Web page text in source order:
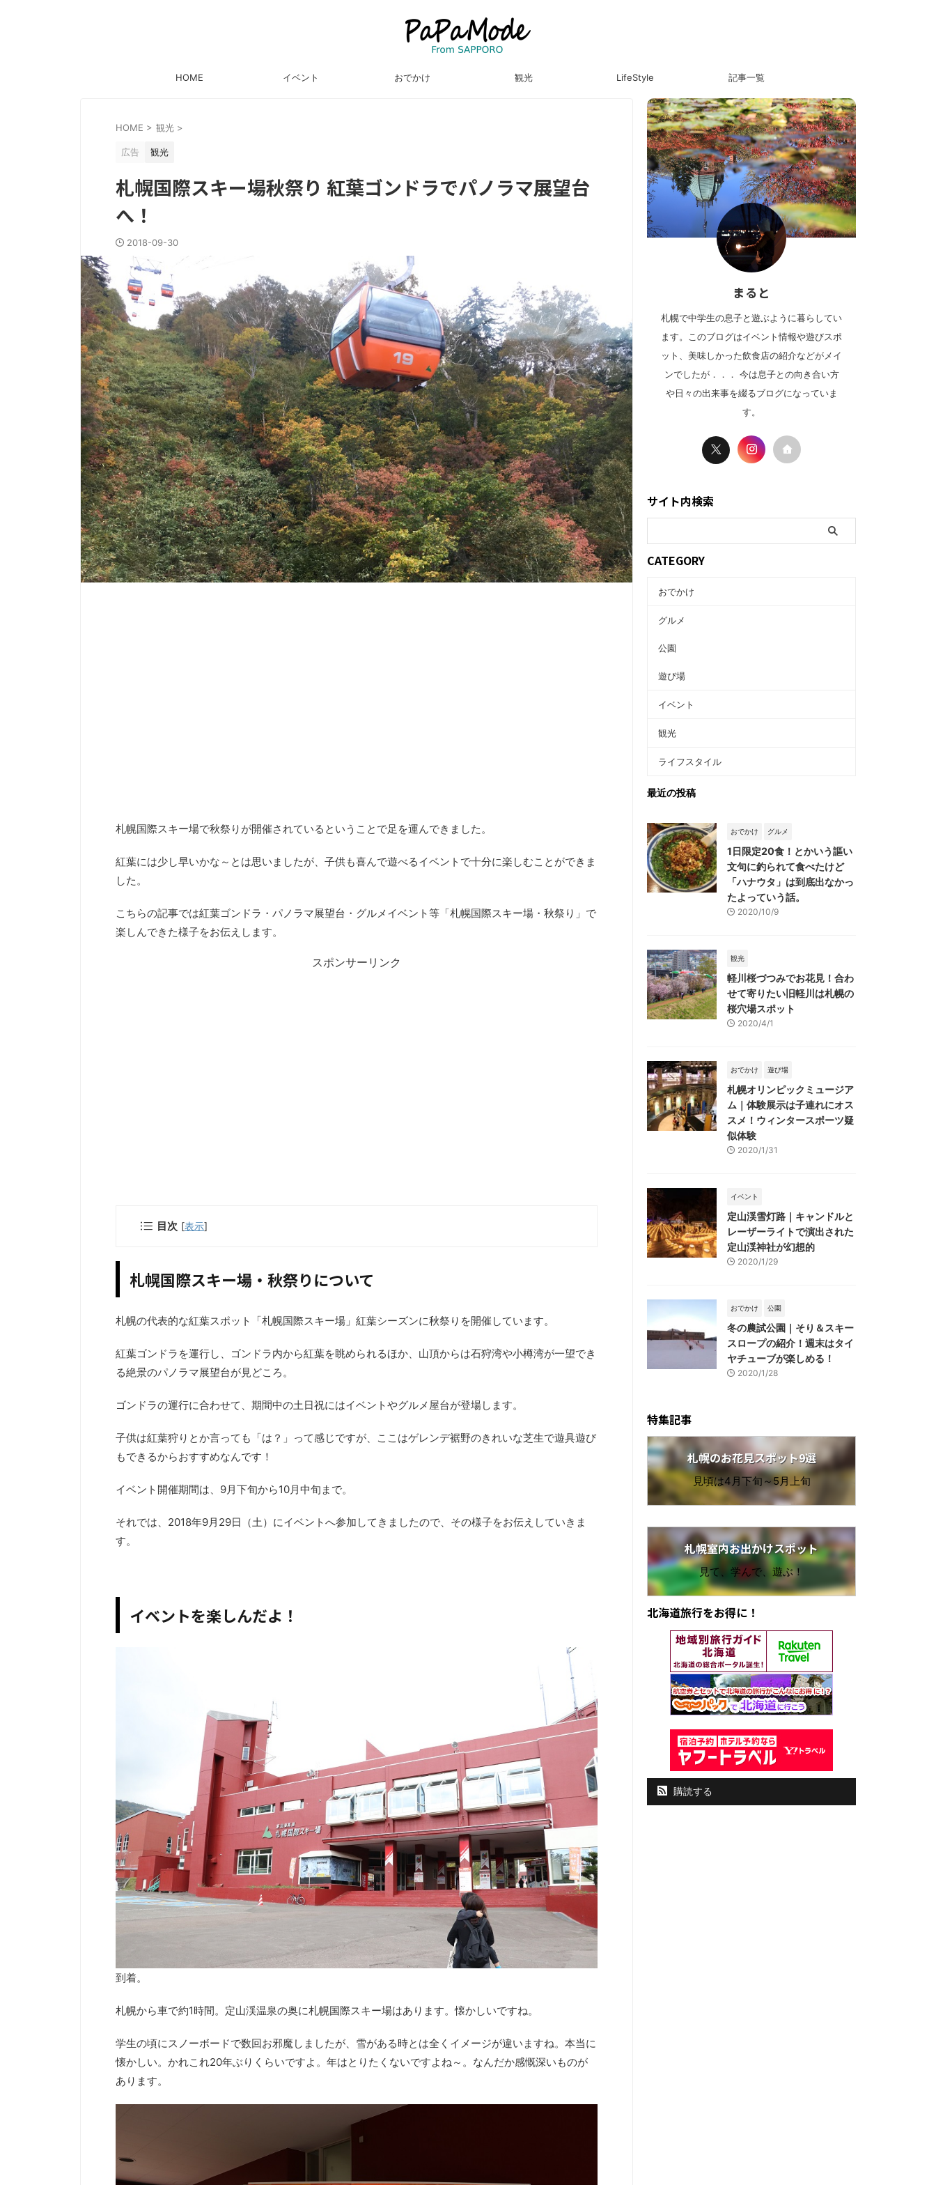
HOME イベント おでかけ 観光 LifeStyle 記事一覧
HOME > 観光 >
広告 観光
札幌国際スキー場秋祭り 紅葉ゴンドラでパノラマ展望台
へ！
2018-09-30
札幌国際スキー場で秋祭りが開催されているということで足を運んできました。
紅葉には少し早いかな～とは思いましたが、子供も喜んで遊べるイベントで十分に楽しむことができま
した。
こちらの記事では紅葉ゴンドラ・パノラマ展望台・グルメイベント等「札幌国際スキー場・秋祭り」で
楽しんできた様子をお伝えします。
スポンサーリンク
目次 [表示]
札幌国際スキー場・秋祭りについて
札幌の代表的な紅葉スポット「札幌国際スキー場」紅葉シーズンに秋祭りを開催しています。
紅葉ゴンドラを運行し、ゴンドラ内から紅葉を眺められるほか、山頂からは石狩湾や小樽湾が一望でき
る絶景のパノラマ展望台が見どころ。
ゴンドラの運行に合わせて、期間中の土日祝にはイベントやグルメ屋台が登場します。
子供は紅葉狩りとか言っても「は？」って感じですが、ここはゲレンデ裾野のきれいな芝生で遊具遊び
もできるからおすすめなんです！
イベント開催期間は、9月下旬から10月中旬まで。
それでは、2018年9月29日（土）にイベントへ参加してきましたので、その様子をお伝えしていきま
す。
イベントを楽しんだよ！
到着。
札幌から車で約1時間。定山渓温泉の奥に札幌国際スキー場はあります。懐かしいですね。
学生の頃にスノーボードで数回お邪魔しましたが、雪がある時とは全くイメージが違いますね。本当に
懐かしい。かれこれ20年ぶりくらいですよ。年はとりたくないですよね～。なんだか感慨深いものが
あります。
まると
札幌で中学生の息子と遊ぶように暮らしてい
ます。このブログはイベント情報や遊びスポ
ット、美味しかった飲食店の紹介などがメイ
ンでしたが．．． 今は息子との向き合い方
や日々の出来事を綴るブログになっていま
す。
サイト内検索
CATEGORY
おでかけ
グルメ
公園
遊び場
イベント
観光
ライフスタイル
最近の投稿
おでかけ グルメ
1日限定20食！とかいう謳い
文句に釣られて食べたけど
「ハナウタ」は到底出なかっ
たよっていう話。
2020/10/9
観光
軽川桜づつみでお花見！合わ
せて寄りたい旧軽川は札幌の
桜穴場スポット
2020/4/1
おでかけ 遊び場
札幌オリンピックミュージア
ム｜体験展示は子連れにオス
スメ！ウィンタースポーツ疑
似体験
2020/1/31
イベント
定山渓雪灯路｜キャンドルと
レーザーライトで演出された
定山渓神社が幻想的
2020/1/29
おでかけ 公園
冬の農試公園｜そり＆スキー
スロープの紹介！週末はタイ
ヤチューブが楽しめる！
2020/1/28
特集記事
札幌のお花見スポット9選
見頃は4月下旬～5月上旬
札幌室内お出かけスポット
見て、学んで、遊ぶ！
北海道旅行をお得に！
購読する